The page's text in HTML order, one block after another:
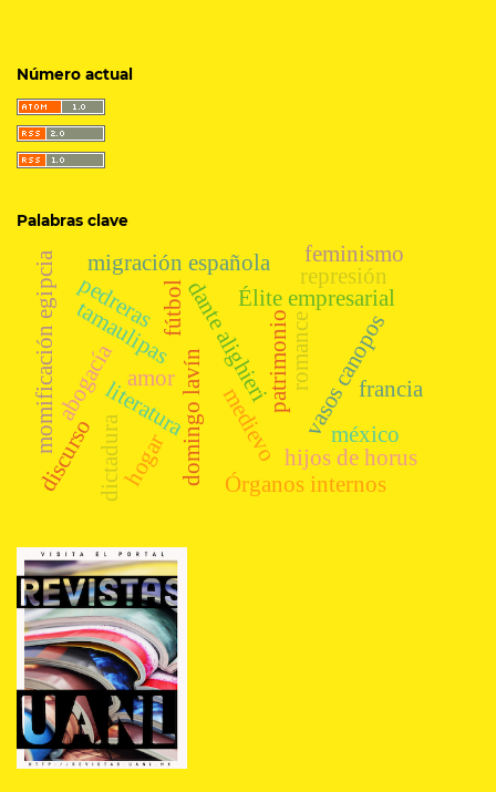
Número actual
Palabras clave
amor
medievo
literatura
romance
dante alighieriÉlite empresarial
migración española
domingo lavín
tamaulipas
abogacía vasos canopos
momificación egipcia
hijos de horus
Órganos internos
fútbol
dictadura
represión
méxico
francia
hogar
feminismo
discurso
patrimonio
pedreras